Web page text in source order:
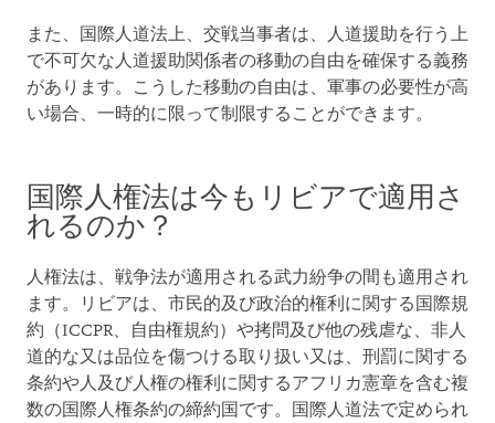
また、国際人道法上、交戦当事者は、人道援助を行う上
で不可欠な人道援助関係者の移動の自由を確保する義務
があります。こうした移動の自由は、軍事の必要性が高
い場合、一時的に限って制限することができます。
国際人権法は今もリビアで適用さ
れるのか？
人権法は、戦争法が適用される武力紛争の間も適用され
ます。リビアは、市民的及び政治的権利に関する国際規
約（ICCPR、自由権規約）や拷問及び他の残虐な、非人
道的な又は品位を傷つける取り扱い又は、刑罰に関する
条約や人及び人権の権利に関するアフリカ憲章を含む複
数の国際人権条約の締約国です。国際人道法で定められ